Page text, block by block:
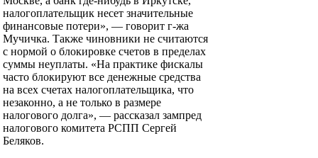
налогоплательщик несет значительные
финансовые потери», — говорит г-жа
Мучичка. Также чиновники не считаются
с нормой о блокировке счетов в пределах
суммы неуплаты. «На практике фискалы
часто блокируют все денежные средства
на всех счетах налогоплательщика, что
незаконно, а не только в размере
налогового долга», — рассказал зампред
налогового комитета РСПП Сергей
Беляков.